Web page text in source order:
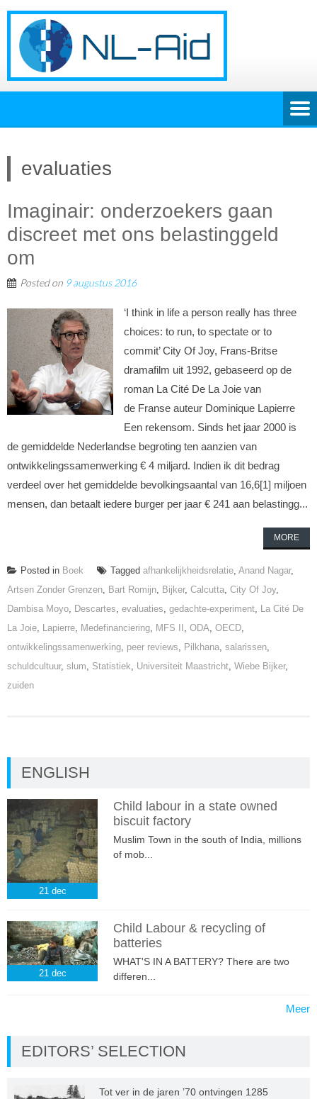
evaluaties
Imaginair: onderzoekers gaan
discreet met ons belastinggeld
om
Posted on 9 augustus 2016
‘I think in life a person really has three
choices: to run, to spectate or to
commit’ City Of Joy, Frans-Britse
dramafilm uit 1992, gebaseerd op de
roman La Cité De La Joie van
de Franse auteur Dominique Lapierre
Een rekensom. Sinds het jaar 2000 is
de gemiddelde Nederlandse begroting ten aanzien van
ontwikkelingssamenwerking € 4 miljard. Indien ik dit bedrag
verdeel over het gemiddelde bevolkingsaantal van 16,6[1] miljoen
mensen, dan betaalt iedere burger per jaar € 241 aan belastingg...
MORE
Posted in Boek Tagged afhankelijkheidsrelatie, Anand Nagar,
Artsen Zonder Grenzen, Bart Romijn, Bijker, Calcutta, City Of Joy,
Dambisa Moyo, Descartes, evaluaties, gedachte-experiment, La Cité De
La Joie, Lapierre, Medefinanciering, MFS II , ODA, OECD,
ontwikkelingssamenwerking, peer reviews, Pilkhana, salarissen,
schuldcultuur, slum, Statistiek, Universiteit Maastricht, Wiebe Bijker,
zuiden
ENGLISH
21 dec
Child labour in a state owned
biscuit factory
Muslim Town in the south of India, millions
of mob...
21 dec
Child Labour & recycling of
batteries
WHAT'S IN A BATTERY? There are two
differen...
Meer
EDITORS’ SELECTION
Tot ver in de jaren ’70 ontvingen 1285